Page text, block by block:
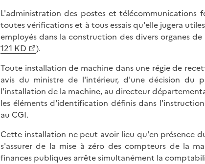
L'administration des postes et télécommunications
toutes vérifications et à tous essais qu'elle jugera
employés dans la construction des divers organes
121 KD
).
Toute installation de machine dans une régie de
avis du ministre de l'intérieur, d'une décision du
l'installation de la machine, au directeur
les éléments d'identification définis dans
au CGI.
Cette installation ne peut avoir lieu qu'en présence
s'assurer de la mise à zéro des compteurs de la
finances publiques arrête simultanément la